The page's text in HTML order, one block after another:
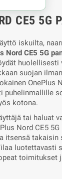
CE5 5G
iskuilta,
Nord CE5 5G
suojan
OnePlus
kotona.
tai haluat
Nord CE5
itsensä takaisin
luotettavasti
toimitukset